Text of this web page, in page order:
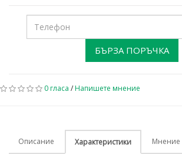
БЪРЗА ПОРЪЧКА
0 гласа /Напишете мнение
Описание Характеристики Мнение